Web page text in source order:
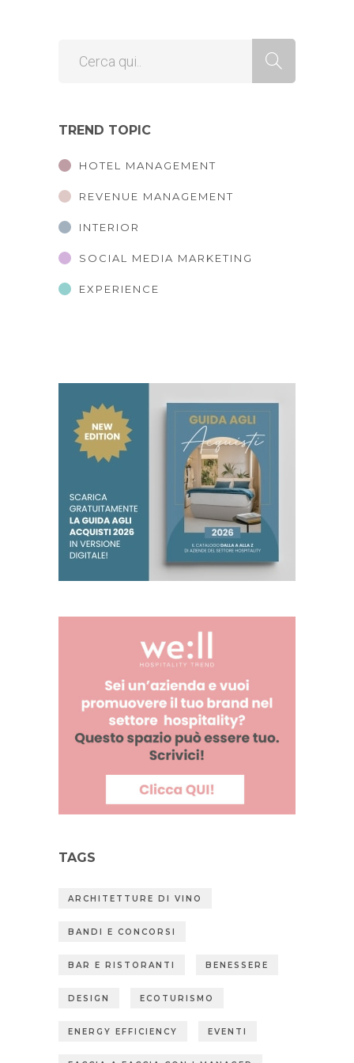
TREND TOPIC
HOTEL MANAGEMENT
REVENUE MANAGEMENT
INTERIOR
SOCIAL MEDIA MARKETING
EXPERIENCE
TAGS
ARCHITETTURE DI VINO
BANDI E CONCORSI
BAR E RISTORANTI BENESSERE
DESIGN ECOTURISMO
ENERGY EFFICIENCY EVENTI